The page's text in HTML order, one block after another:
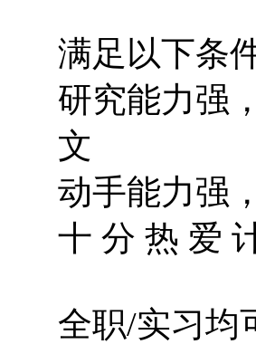
满足以下条
研究能力强
文
动手能力强
十 分 热 爱
全职/实习均